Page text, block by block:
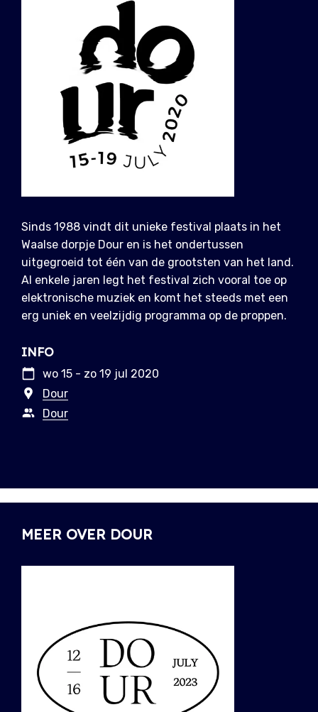
Sinds 1988 vindt dit unieke festival plaats in het
Waalse dorpje Dour en is het ondertussen
uitgegroeid tot één van de grootsten van het land.
Al enkele jaren legt het festival zich vooral toe op
elektronische muziek en komt het steeds met een
erg uniek en veelzijdig programma op de proppen.
INFO
wo 15 - zo 19 jul 2020
Dour
Dour
MEER OVER DOUR